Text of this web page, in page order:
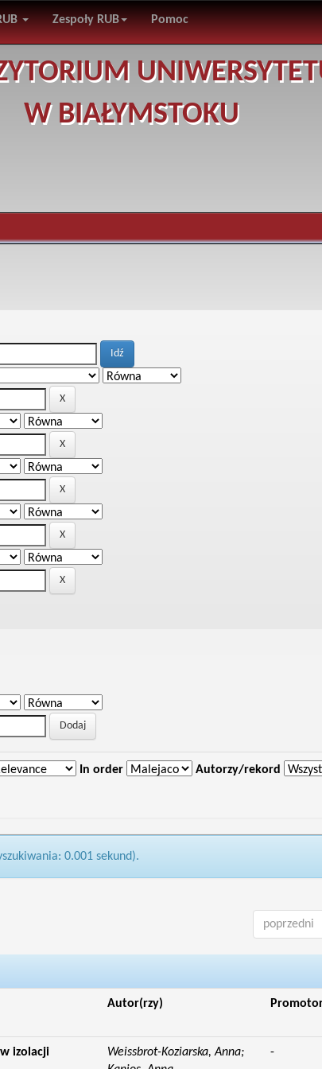
Zespoły RUB Pomoc
W BIAŁYMSTOKU
In order Autorzy/rekord
0.001 sekund).
poprzedni
Autor(rzy)
izolacji
Weissbrot-Koziarska, Anna;
-